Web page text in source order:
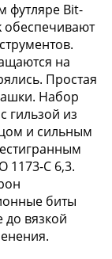
футляре Bit-
на
Простая
Набор
гильзой из
и сильным
1173-C 6,3.
биты
до вязкой